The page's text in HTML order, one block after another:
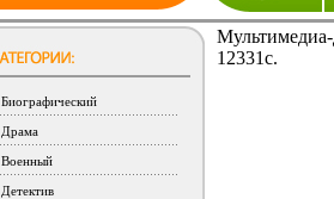
Биографический
Драма
Военный
Детектив
12331c.